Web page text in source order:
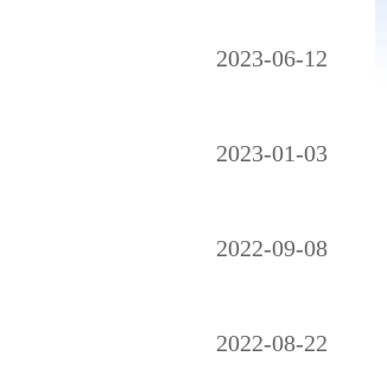
2023-06-12
2023-01-03
2022-09-08
2022-08-22